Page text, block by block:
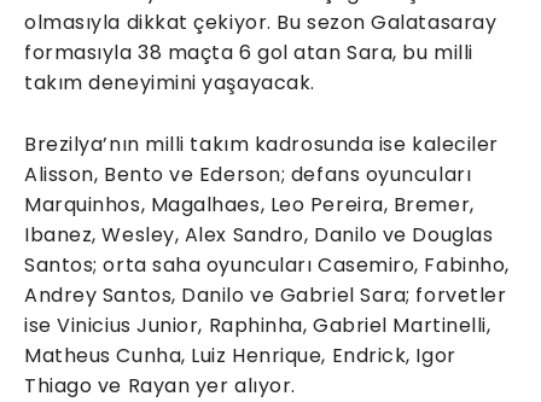
olmasıyla dikkat çekiyor. Bu sezon Galatasaray
formasıyla 38 maçta 6 gol atan Sara, bu milli
takım deneyimini yaşayacak.
Brezilya’nın milli takım kadrosunda ise kaleciler
Alisson, Bento ve Ederson; defans oyuncuları
Marquinhos, Magalhaes, Leo Pereira, Bremer,
Ibanez, Wesley, Alex Sandro, Danilo ve Douglas
Santos; orta saha oyuncuları Casemiro, Fabinho,
Andrey Santos, Danilo ve Gabriel Sara; forvetler
ise Vinicius Junior, Raphinha, Gabriel Martinelli,
Matheus Cunha, Luiz Henrique, Endrick, Igor
Thiago ve Rayan yer alıyor.